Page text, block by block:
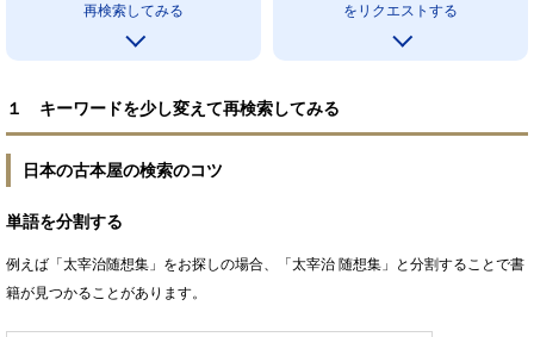
再検索してみる
をリクエストする
１ キーワードを少し変えて再検索してみる
日本の古本屋の検索のコツ
単語を分割する
例えば「太宰治随想集」をお探しの場合、「太宰治 随想集」と分割することで書
籍が見つかることがあります。